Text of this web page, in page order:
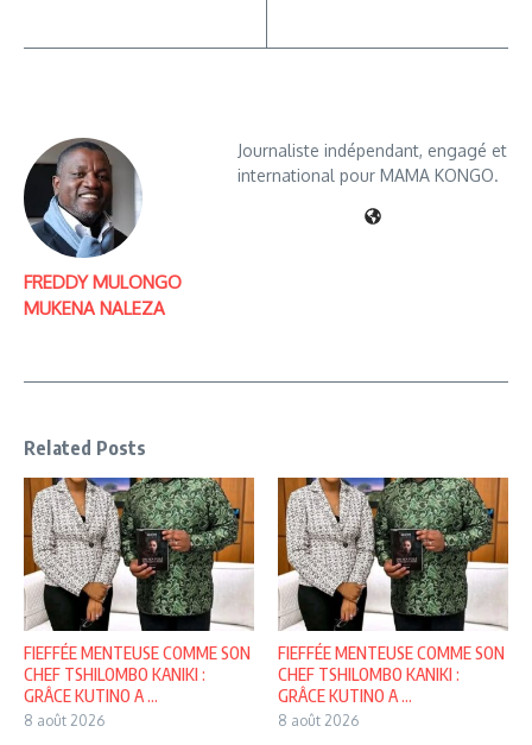
FREDDY MULONGO
MUKENA NALEZA
Journaliste indépendant, engagé et
international pour MAMA KONGO.
Related Posts
FIEFFÉE MENTEUSE COMME SON
CHEF TSHILOMBO KANIKI :
GRÂCE KUTINO A ...
8 août 2026
FIEFFÉE MENTEUSE COMME SON
CHEF TSHILOMBO KANIKI :
GRÂCE KUTINO A ...
8 août 2026